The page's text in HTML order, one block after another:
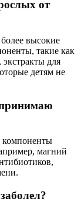
от
высокие
такие как
для
детям не
компоненты
магний